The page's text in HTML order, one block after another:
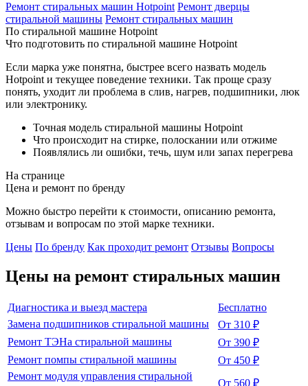
Ремонт стиральных машин Hotpoint Ремонт дверцы
стиральной машины Ремонт стиральных машин
По стиральной машине Hotpoint
Что подготовить по стиральной машине Hotpoint
Если марка уже понятна, быстрее всего назвать модель
Hotpoint и текущее поведение техники. Так проще сразу
понять, уходит ли проблема в слив, нагрев, подшипники, люк
или электронику.
Точная модель стиральной машины Hotpoint
Что происходит на стирке, полоскании или отжиме
Появлялись ли ошибки, течь, шум или запах перегрева
На странице
Цена и ремонт по бренду
Можно быстро перейти к стоимости, описанию ремонта,
отзывам и вопросам по этой марке техники.
Цены По бренду Как проходит ремонт Отзывы Вопросы
Цены на ремонт стиральных машин
Диагностика и выезд мастера
Бесплатно
Замена подшипников стиральной машины
От 310 ₽
Ремонт ТЭНа стиральной машины
От 390 ₽
Ремонт помпы стиральной машины
От 450 ₽
Ремонт модуля управления стиральной
От 560 ₽